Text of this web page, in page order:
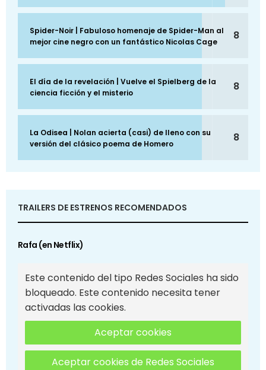
Spider-Noir | Fabuloso homenaje de Spider-Man al
mejor cine negro con un fantástico Nicolas Cage
8
El día de la revelación | Vuelve el Spielberg de la
ciencia ficción y el misterio
8
La Odisea | Nolan acierta (casi) de lleno con su
versión del clásico poema de Homero
8
TRAILERS DE ESTRENOS RECOMENDADOS
Rafa (en Netflix)
Este contenido del tipo Redes Sociales ha sido
bloqueado. Este contenido necesita tener
activadas las cookies.
Aceptar cookies
Aceptar cookies de Redes Sociales